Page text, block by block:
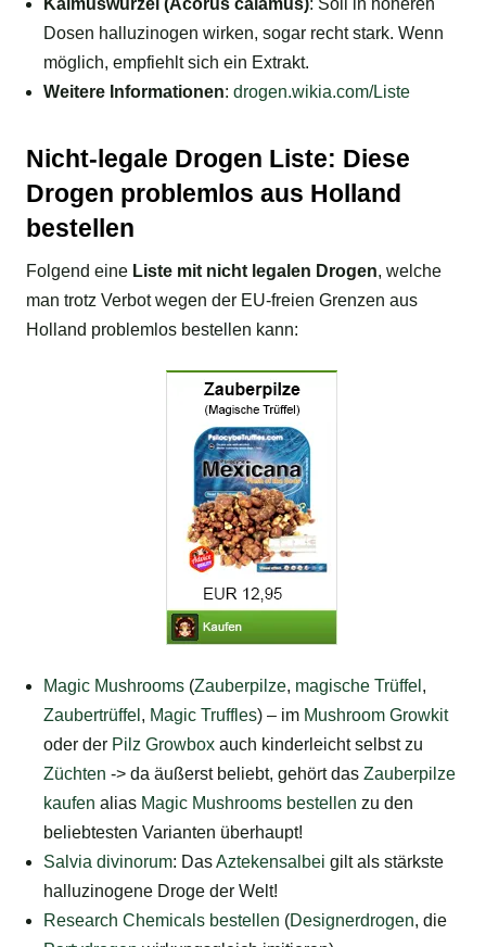
Kalmuswurzel (Acorus calamus): Soll in höheren
Dosen halluzinogen wirken, sogar recht stark. Wenn
möglich, empfiehlt sich ein Extrakt.
Weitere Informationen: drogen.wikia.com/Liste
Nicht-legale Drogen Liste: Diese
Drogen problemlos aus Holland
bestellen
Folgend eine Liste mit nicht legalen Drogen, welche
man trotz Verbot wegen der EU-freien Grenzen aus
Holland problemlos bestellen kann:
Magic Mushrooms (Zauberpilze, magische Trüffel ,
Zaubertrüffel , Magic Truffles) – im Mushroom Growkit
oder der Pilz Growbox auch kinderleicht selbst zu
Züchten -> da äußerst beliebt, gehört das Zauberpilze
kaufen alias Magic Mushrooms bestellen zu den
beliebtesten Varianten überhaupt!
Salvia divinorum: DasAztekensalbei gilt als stärkste
halluzinogene Droge der Welt!
Research Chemicals bestellen (Designerdrogen, die